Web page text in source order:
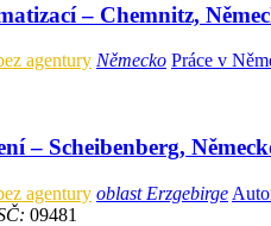
– Chemnitz,
agentury Německo Práce v
– Scheibenberg,
agentury oblast Erzgebirge
09481